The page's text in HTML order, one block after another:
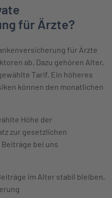
für Ärzte?
für Ärzte
ab. Dazu gehören Alter,
Tarif. Ein höheres
können den monatlichen
Höhe der
zur gesetzlichen
bei uns
im Alter stabil bleiben,